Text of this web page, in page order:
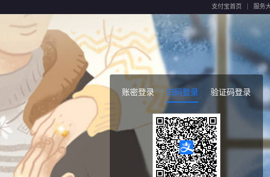
支付宝首页 服务
账密登录 扫码登录 验证码登录